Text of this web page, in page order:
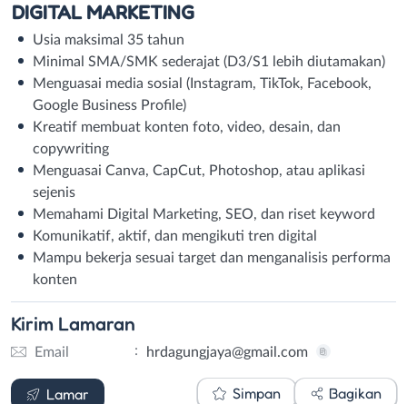
DIGITAL MARKETING
Usia maksimal 35 tahun
Minimal SMA/SMK sederajat (D3/S1 lebih diutamakan)
Menguasai media sosial (Instagram, TikTok, Facebook,
Google Business Profile)
Kreatif membuat konten foto, video, desain, dan
copywriting
Menguasai Canva, CapCut, Photoshop, atau aplikasi
sejenis
Memahami Digital Marketing, SEO, dan riset keyword
Komunikatif, aktif, dan mengikuti tren digital
Mampu bekerja sesuai target dan menganalisis performa
konten
Kirim Lamaran
Email : hrdagungjaya@gmail.com
Lamar
Email
Simpan Bagikan